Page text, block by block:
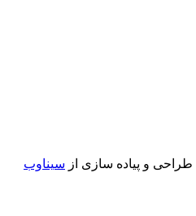
طراحی و پیاده سازی از سیناوب